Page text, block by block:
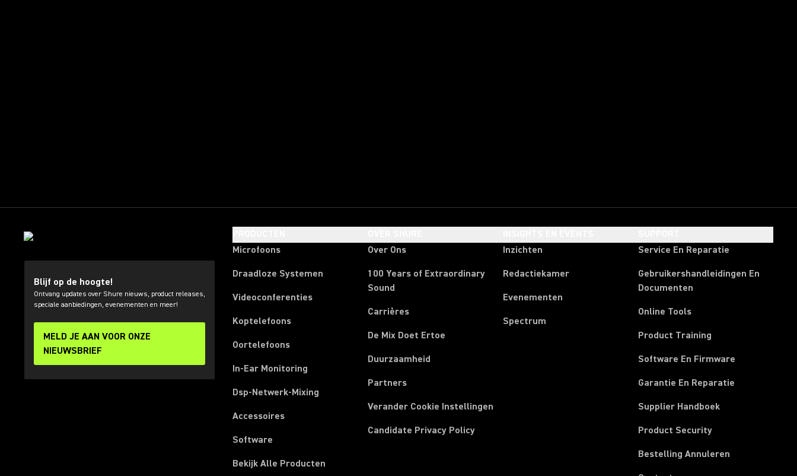
Blijf op de hoogte!
Ontvang updates over Shure nieuws, product releases,
speciale aanbiedingen, evenementen en meer!
MELD JE AAN VOOR ONZE
NIEUWSBRIEF
Microfoons
Draadloze Systemen
Videoconferenties
Koptelefoons
Oortelefoons
In-Ear Monitoring
Dsp-Netwerk-Mixing
Accessoires
Software
Bekijk Alle Producten
Over Ons
100 Years of Extraordinary
Sound
Carrières
De Mix Doet Ertoe
Duurzaamheid
Partners
Verander Cookie Instellingen
Candidate Privacy Policy
Inzichten
Redactiekamer
Evenementen
Spectrum
Service En Reparatie
Gebruikershandleidingen En
Documenten
Online Tools
Product Training
Software En Firmware
Garantie En Reparatie
Supplier Handboek(Opens in a new
Product Security
Bestelling Annuleren